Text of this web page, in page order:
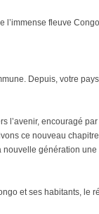
l’immense fleuve
Depuis, votre
l’avenir, encouragé
ce nouveau chapitre
nouvelle génération une
et ses habitants, le